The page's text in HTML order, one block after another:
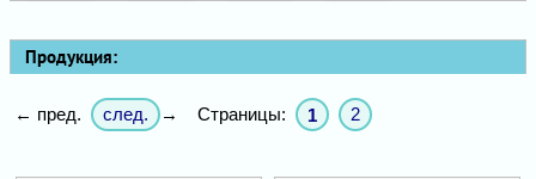
Продукция:
← пред. след. → Страницы: 1 2